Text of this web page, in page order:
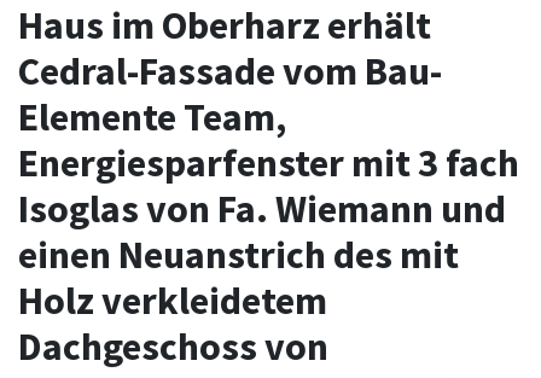
Haus im Oberharz erhält
Cedral-Fassade vom Bau-
Elemente Team,
Energiesparfenster mit 3 fach
Isoglas von Fa. Wiemann und
einen Neuanstrich des mit
Holz verkleidetem
Dachgeschoss von